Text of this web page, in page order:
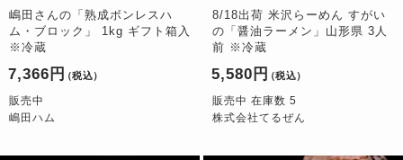
嶋田さんの「熟成ボンレスハ
ム・ブロック」 1kg ギフト箱入
※冷蔵
7,366円 （税込）
販売中
嶋田ハム
8/18出荷 米沢らーめん すがい
の「醤油ラーメン」山形県 3人
前 ※冷蔵
5,580円 （税込）
販売中 在庫数 5
株式会社てるぜん